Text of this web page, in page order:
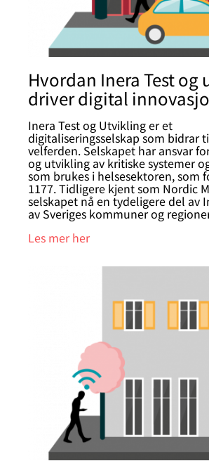
Hvordan Inera Test
driver digital
Inera Test og Utvikling er et
digitaliseringsselskap som bidrar
velferden. Selskapet har ansvar
og utvikling av kritiske systemer
som brukes i helsesektoren, som
1177. Tidligere kjent som Nordic
selskapet nå en tydeligere del av
av Sveriges kommuner og
Les mer her